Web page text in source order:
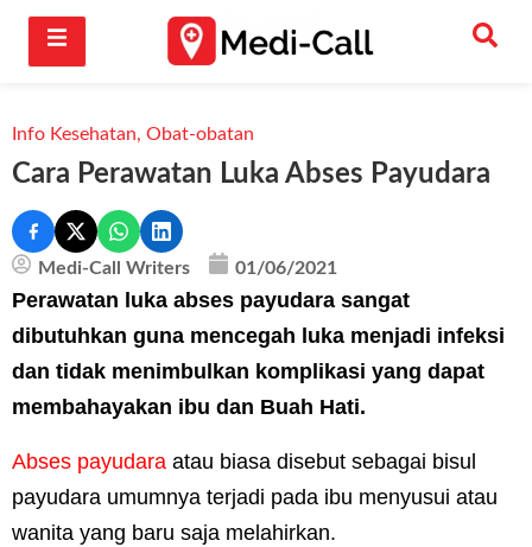
Info Kesehatan, Obat-obatan
Cara Perawatan Luka Abses Payudara
Medi-Call Writers 01/06/2021
Perawatan luka abses payudara sangat
dibutuhkan guna mencegah luka menjadi infeksi
dan tidak menimbulkan komplikasi yang dapat
membahayakan ibu dan Buah Hati.
Abses payudara atau biasa disebut sebagai bisul
payudara umumnya terjadi pada ibu menyusui atau
wanita yang baru saja melahirkan.